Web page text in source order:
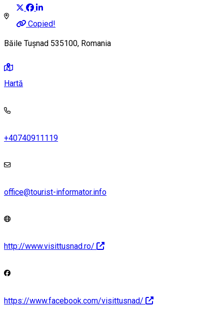
Copied!
Băile Tușnad 535100, Romania
Hartă
+40740911119
office@tourist-informator.info
http://www.visittusnad.ro/
https://www.facebook.com/visittusnad/